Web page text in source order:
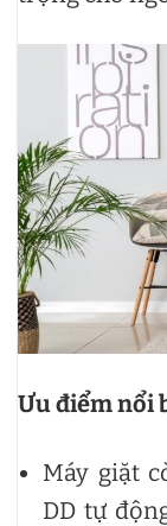
Ưu điểm nổi
Máy giặt
DD tự